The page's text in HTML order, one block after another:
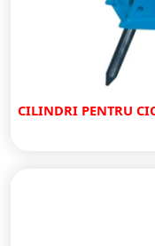
CILINDRI PENTRU